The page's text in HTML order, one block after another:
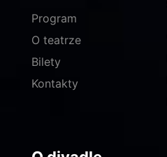
Program
O teatrze
Bilety
Kontakty